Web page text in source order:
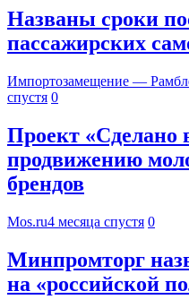
Названы сроки
пассажирских
Импортозамещение —
спустя 0
Проект «Сделано
продвижению
брендов
Mos.ru4 месяца спустя 0
Минпромторг
на «российской